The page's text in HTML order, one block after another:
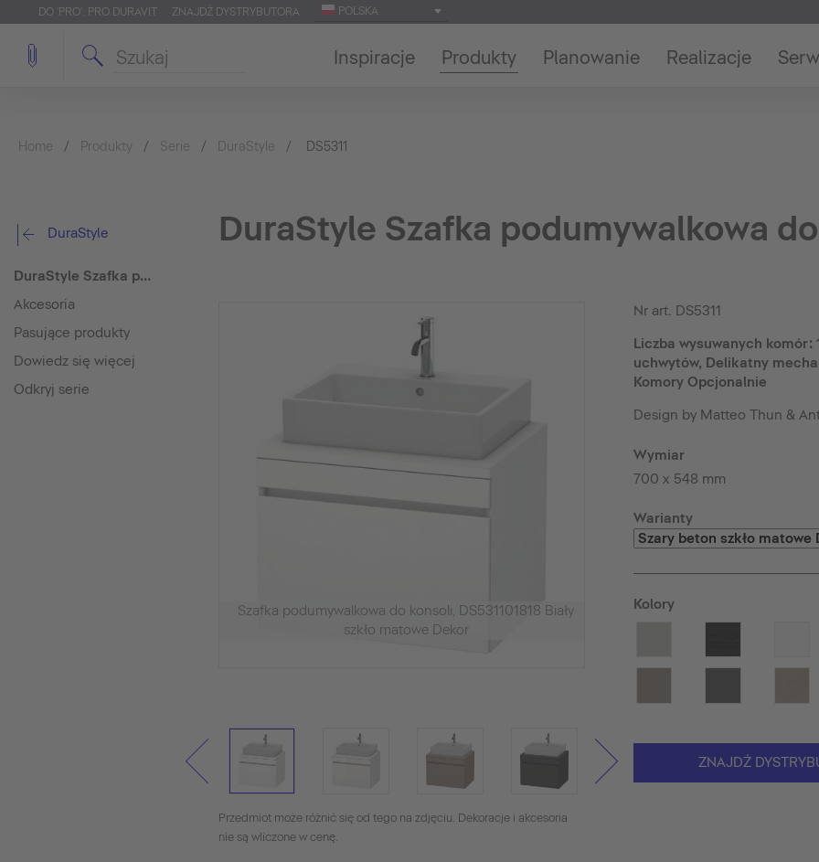
DO 'PRO': PRO.DURAVIT ZNAJDŹ DYSTRYBUTORA POLSKA
Inspiracje Produkty Planowanie Realizacje
Home Produkty Serie DuraStyle DS5311
DuraStyle
DuraStyle Szafka podumywalkowa do konsoli
Akcesoria
Pasujące produkty
Dowiedz się więcej
Odkryj serie
DuraStyle Szafka podumywalkowa
Szafka podumywalkowa do konsoli, DS531101818 Biały
szkło matowe Dekor
Przedmiot może różnić się od tego na zdjęciu. Dekoracje i akcesoria
nie są wliczone w cenę.
Nr art. DS5311
Liczba wysuwanych komór:
uchwytów, Delikatny
Komory Opcjonalnie
Design by Matteo Thun &
Wymiar
700 x 548 mm
Warianty
Kolory
ZNAJDŹ